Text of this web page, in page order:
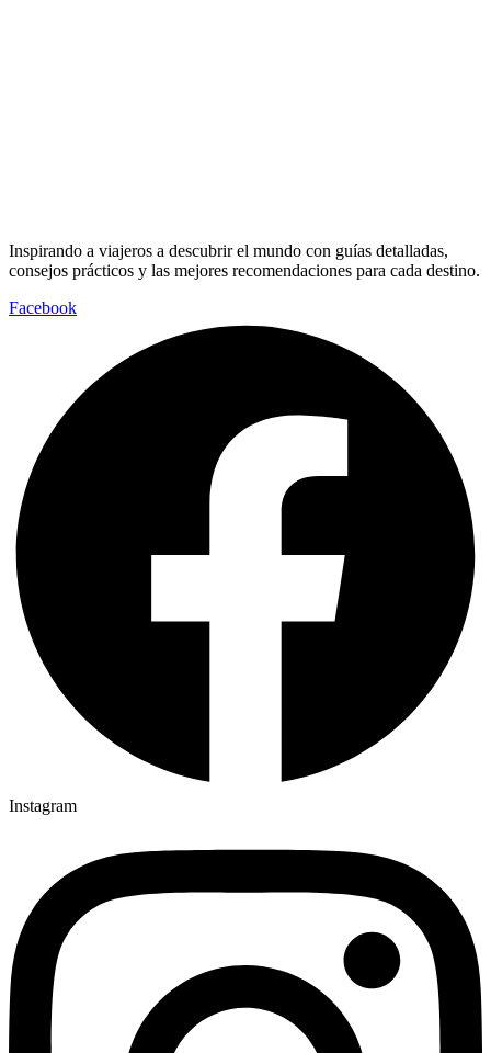
Inspirando a viajeros a descubrir el mundo con guías detalladas,
consejos prácticos y las mejores recomendaciones para cada destino.
Facebook
Instagram